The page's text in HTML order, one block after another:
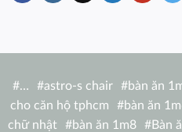
#… #astro-s chair #bàn ăn
cho căn hộ tphcm
#bàn ăn
chữ nhật
#bàn ăn 1m8 #Bàn